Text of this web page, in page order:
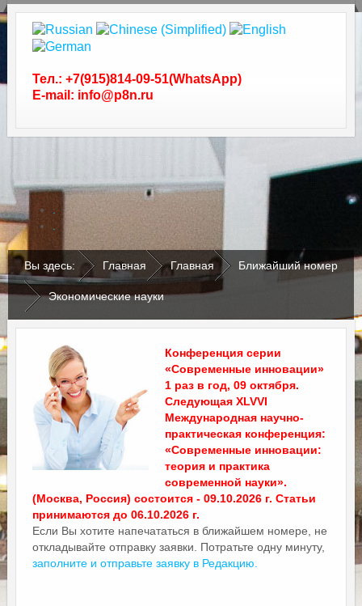
Тел.: +7(915)814-09-51(WhatsApp)
E-mail: info@p8n.ru
Вы здесь: Главная Главная Ближайший номер
Экономические науки
Конференция серии
«Современные инновации»
1 раз в год, 09 октября.
Следующая XLVVI
Международная научно-
практическая конференция:
«Современные инновации:
теория и практика
современной науки».
(Москва, Россия) состоится - 09.10.2026 г. Статьи
принимаются до 06.10.2026 г.
Если Вы хотите напечататься в ближайшем номере, не
откладывайте отправку заявки. Потратьте одну минуту,
заполните и отправьте заявку в Редакцию.